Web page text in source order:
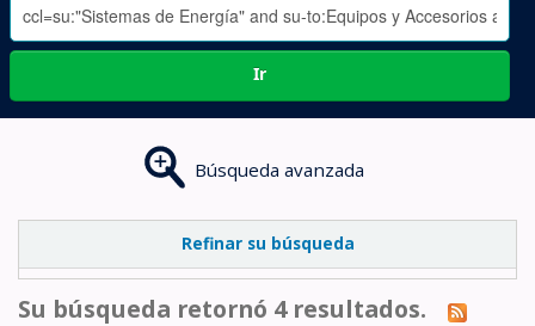
Ir
Búsqueda avanzada
Refinar su búsqueda
Su búsqueda retornó 4 resultados.